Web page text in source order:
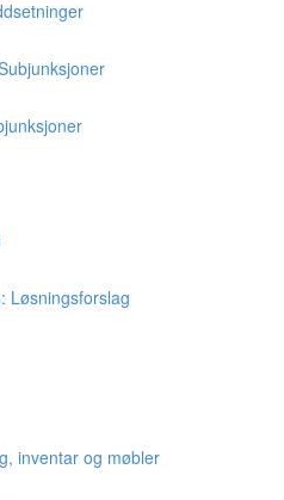
Løsningsforslag
inventar og møbler